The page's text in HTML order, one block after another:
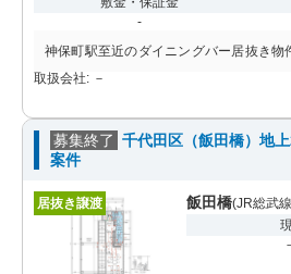
-
神保町駅至近のダイニングバー居抜き物
取扱会社: －
募集終了 千代田区（飯田橋）地
案件
居抜き譲渡 飯田橋(JR総武